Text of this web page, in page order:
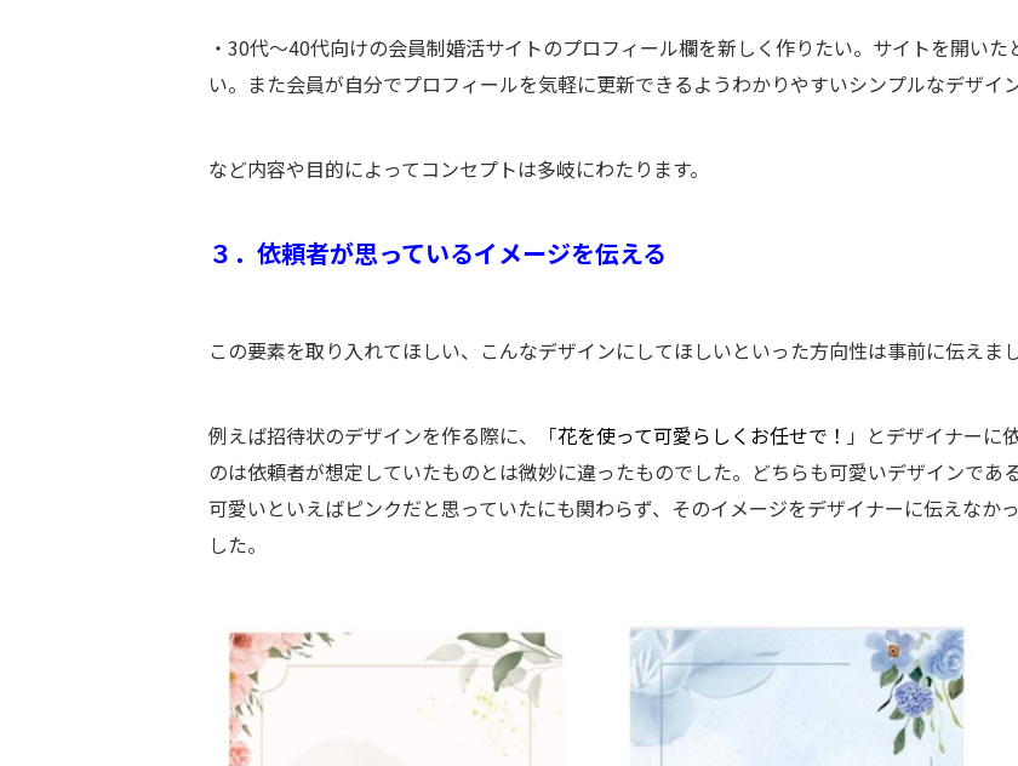
・30代～40代向けの会員制婚活サイトのプロフィール欄を新しく作りたい。サイトを開い
い。また会員が自分でプロフィールを気軽に更新できるようわかりやすいシンプルなデザイ
など内容や目的によってコンセプトは多岐にわたります。
３． 依頼者が思っているイメージを伝える
この要素を取り入れてほしい、こんなデザインにしてほしいといった方向性は事前に伝えまし
例えば招待状のデザインを作る際に、「花を使って可愛らしくお任せで！ 」とデザイナーに
のは依頼者が想定していたものとは微妙に違ったものでした。どちらも可愛いデザインであ
可愛いといえばピンクだと思っていたにも関わらず、そのイメージをデザイナーに伝えなか
した。